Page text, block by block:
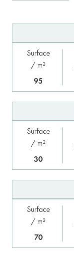
Surface
/ m²
95
Surface
/ m²
30
Surface
/ m²
70